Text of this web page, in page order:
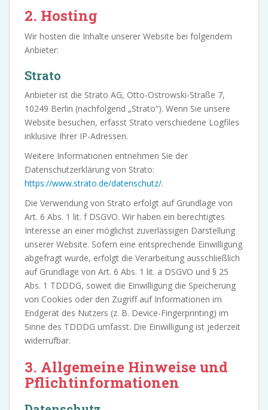
2. Hosting
Wir hosten die Inhalte unserer Website bei folgendem
Anbieter:
Strato
Anbieter ist die Strato AG, Otto-Ostrowski-Straße 7,
10249 Berlin (nachfolgend „Strato“). Wenn Sie unsere
Website besuchen, erfasst Strato verschiedene Logfiles
inklusive Ihrer IP-Adressen.
Weitere Informationen entnehmen Sie der
Datenschutzerklärung von Strato:
https://www.strato.de/datenschutz/.
Die Verwendung von Strato erfolgt auf Grundlage von
Art. 6 Abs. 1 lit. f DSGVO. Wir haben ein berechtigtes
Interesse an einer möglichst zuverlässigen Darstellung
unserer Website. Sofern eine entsprechende Einwilligung
abgefragt wurde, erfolgt die Verarbeitung ausschließlich
auf Grundlage von Art. 6 Abs. 1 lit. a DSGVO und § 25
Abs. 1 TDDDG, soweit die Einwilligung die Speicherung
von Cookies oder den Zugriff auf Informationen im
Endgerät des Nutzers (z. B. Device-Fingerprinting) im
Sinne des TDDDG umfasst. Die Einwilligung ist jederzeit
widerrufbar.
3. Allgemeine Hinweise und
Pflicht­informationen